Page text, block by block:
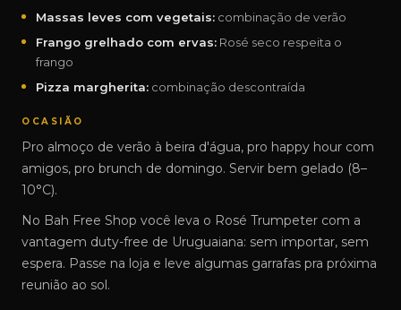
Massas leves com vegetais: combinação de verão
Frango grelhado com ervas: Rosé seco respeita o
frango
Pizza margherita: combinação descontraída
OCASIÃO
Pro almoço de verão à beira d'água, pro happy hour com
amigos, pro brunch de domingo. Servir bem gelado (8–
10°C).
No Bah Free Shop você leva o Rosé Trumpeter com a
vantagem duty-free de Uruguaiana: sem importar, sem
espera. Passe na loja e leve algumas garrafas pra próxima
reunião ao sol.